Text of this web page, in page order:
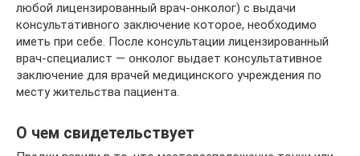
любой лицензированный врач-онколог) с выдачи
консультативного заключение котороe, необходимо
иметь при себе. После консультации лицензированный
врач-специалист — онколог выдает консультативное
заключение для врачей медицинского учреждения по
месту жительства пациента.
О чем свидетельствует